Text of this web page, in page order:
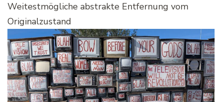
Weitestmögliche abstrakte Entfernung vom
Originalzustand